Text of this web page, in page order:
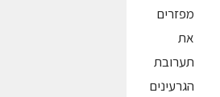
מפזרים
את
תערובת
הגרעינים